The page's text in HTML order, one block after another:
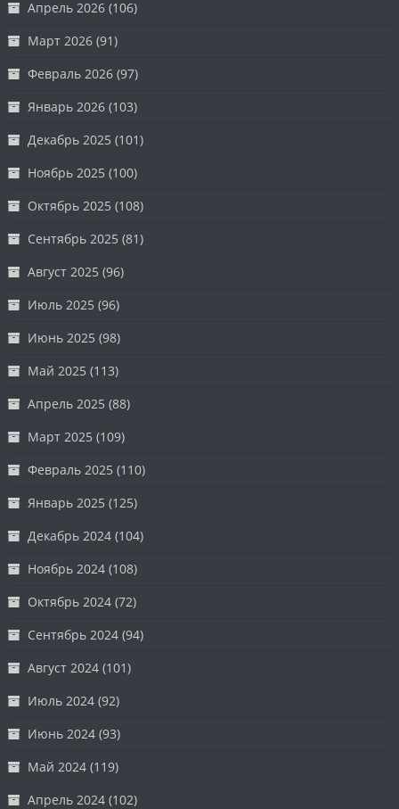
Апрель 2026 (106)
Март 2026 (91)
Февраль 2026 (97)
Январь 2026 (103)
Декабрь 2025 (101)
Ноябрь 2025 (100)
Октябрь 2025 (108)
Сентябрь 2025 (81)
Август 2025 (96)
Июль 2025 (96)
Июнь 2025 (98)
Май 2025 (113)
Апрель 2025 (88)
Март 2025 (109)
Февраль 2025 (110)
Январь 2025 (125)
Декабрь 2024 (104)
Ноябрь 2024 (108)
Октябрь 2024 (72)
Сентябрь 2024 (94)
Август 2024 (101)
Июль 2024 (92)
Июнь 2024 (93)
Май 2024 (119)
Апрель 2024 (102)